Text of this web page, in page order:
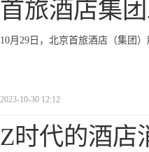
首旅酒店集
10月29日，北京首旅酒店（集团
2023-10-30 12:12
Z时代的酒店